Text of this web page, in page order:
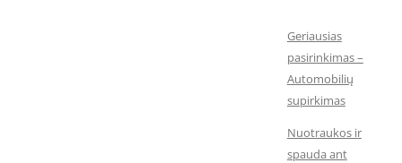
Geriausias
pasirinkimas –
Automobilių
supirkimas
Nuotraukos ir
spauda ant